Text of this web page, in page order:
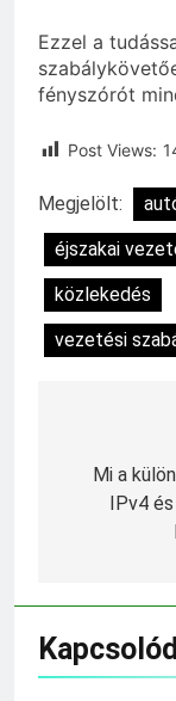
Ezzel a
fényszórót
Post Views:
Megjelölt:
éjszakai
közlekedés
vezetési
Mi a
IPv4